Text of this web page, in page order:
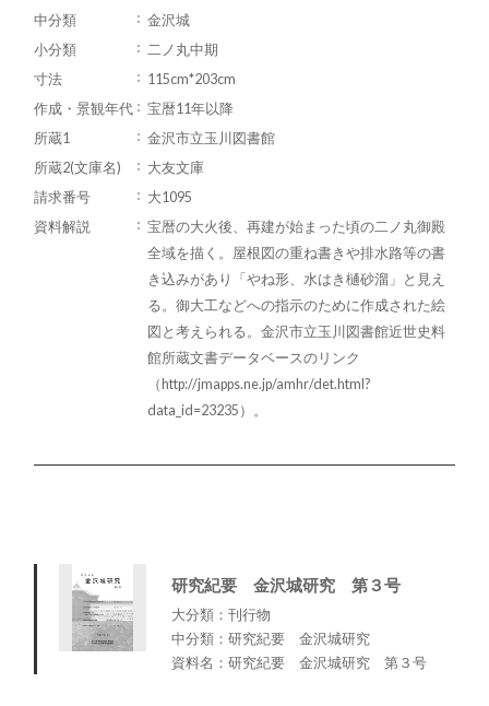
中分類
金沢城
小分類
二ノ丸中期
寸法
115cm*203cm
作成・景観年代
宝暦11年以降
所蔵1
金沢市立玉川図書館
所蔵2(文庫名)
大友文庫
請求番号
大1095
資料解説
宝暦の大火後、再建が始まった頃の二ノ丸御殿
全域を描く。屋根図の重ね書きや排水路等の書
き込みがあり「やね形、水はき樋砂溜」と見え
る。御大工などへの指示のために作成された絵
図と考えられる。金沢市立玉川図書館近世史料
館所蔵文書データベースのリンク
（http://jmapps.ne.jp/amhr/det.html?
data_id=23235）。
研究紀要 金沢城研究 第３号
大分類：刊行物
中分類：研究紀要 金沢城研究
資料名：研究紀要 金沢城研究 第３号